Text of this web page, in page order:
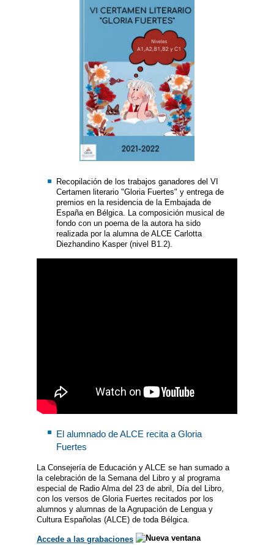
Recopilación de los trabajos ganadores del VI
Certamen literario "Gloria Fuertes" y entrega de
premios en la residencia de la Embajada de
España en Bélgica. La composición musical de
fondo con un poema de la autora ha sido
realizada por la alumna de ALCE Carlotta
Diezhandino Kasper (nivel B1.2).
El alumnado de ALCE recita a Gloria
Fuertes
La Consejería de Educación y ALCE se han sumado a
la celebración de la Semana del Libro y al programa
especial de Radio Alma del 23 de abril, Día del Libro,
con los versos de Gloria Fuertes recitados por los
alumnos y alumnas de la Agrupación de Lengua y
Cultura Españolas (ALCE) de toda Bélgica.
Accede a las grabaciones